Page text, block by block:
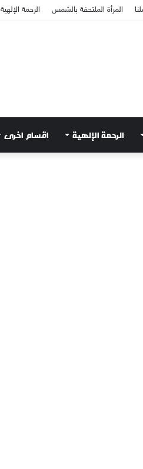
المرأة الملتحفة بالشمس الرحمة الإلهية
الرحمة الإلهية اقسام اخرى